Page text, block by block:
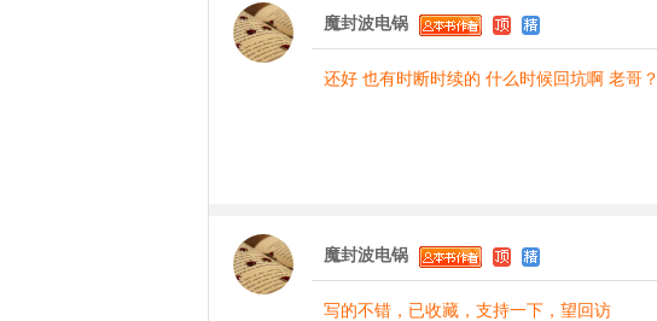
魔封波电锅
还好 也有时断时续的 什么时候回坑啊 老哥？
魔封波电锅
写的不错，已收藏，支持一下，望回访